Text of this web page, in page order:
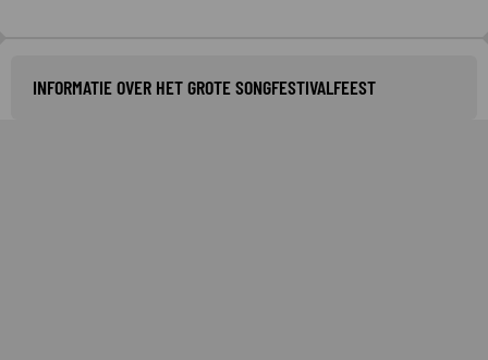
INFORMATIE OVER HET GROTE SONGFESTIVALFEEST